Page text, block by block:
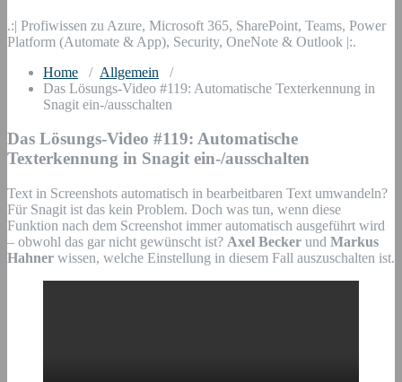
.:| Profiwissen zu Azure, Microsoft 365, SharePoint, Teams, Power
Platform (Automate & App), Security, OneNote & Outlook |:.
Home / Allgemein /
Das Lösungs-Video #119: Automatische Texterkennung in
Snagit ein-/ausschalten
Das Lösungs-Video #119: Automatische
Texterkennung in Snagit ein-/ausschalten
Text in Screenshots automatisch in bearbeitbaren Text umwandeln?
Für Snagit ist das kein Problem. Doch was tun, wenn diese
Funktion nach dem Screenshot immer automatisch ausgeführt wird
– obwohl das gar nicht gewünscht ist? Axel Becker und Markus
Hahner wissen, welche Einstellung in diesem Fall auszuschalten ist.